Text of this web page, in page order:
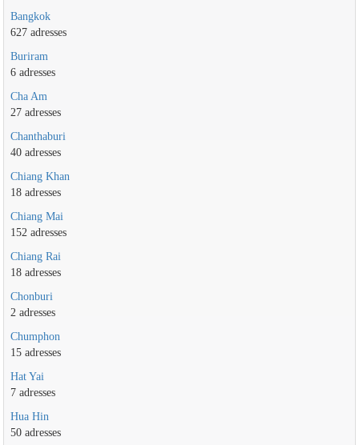
Bangkok
627 adresses
Buriram
6 adresses
Cha Am
27 adresses
Chanthaburi
40 adresses
Chiang Khan
18 adresses
Chiang Mai
152 adresses
Chiang Rai
18 adresses
Chonburi
2 adresses
Chumphon
15 adresses
Hat Yai
7 adresses
Hua Hin
50 adresses